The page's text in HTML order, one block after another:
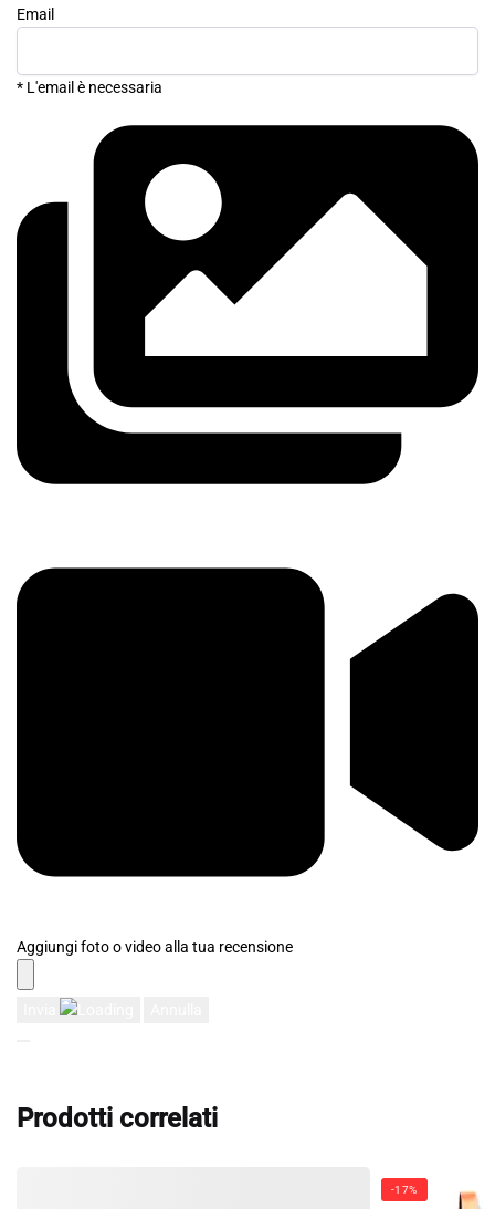
Email
* L'email è necessaria
Aggiungi foto o video alla tua recensione
Prodotti correlati
-17%